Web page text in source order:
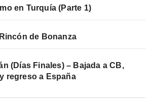
en Turquía (Parte 1)
de Bonanza
(Días Finales) – Bajada a CB,
regreso a España